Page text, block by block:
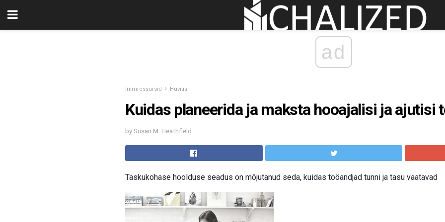
ad
Inimressursid Hüvitis
Kuidas planeerida ja maksta hooajalisi ja ajutisi
by Susan M. Heathfield
Taskukohase hoolduse seadus on mõjutanud seda, kuidas tööandjad tunni ja tasu vaatavad